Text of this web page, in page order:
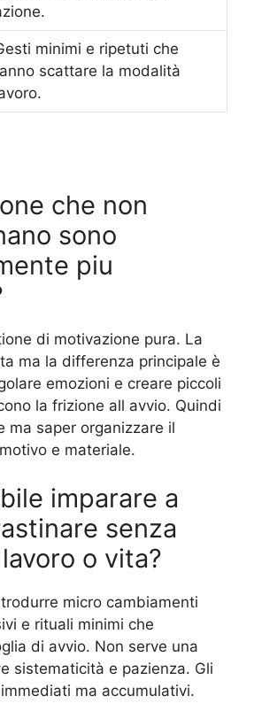
minimi e ripetuti che
scattare la modalità
che non
sono
piu
di motivazione pura. La
ma la differenza principale è
emozioni e creare piccoli
la frizione all avvio. Quindi
ma saper organizzare il
e materiale.
imparare a
senza
o vita?
micro cambiamenti
e rituali minimi che
di avvio. Non serve una
sistematicità e pazienza. Gli
ma accumulativi.